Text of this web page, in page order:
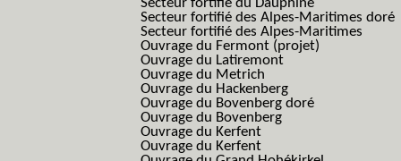
Secteur fortifié du Dauphiné
Secteur fortifié des Alpes-Maritimes doré
Secteur fortifié des Alpes-Maritimes
Ouvrage du Fermont (projet)
Ouvrage du Latiremont
Ouvrage du Metrich
Ouvrage du Hackenberg
Ouvrage du Bovenberg doré
Ouvrage du Bovenberg
Ouvrage du Kerfent
Ouvrage du Kerfent